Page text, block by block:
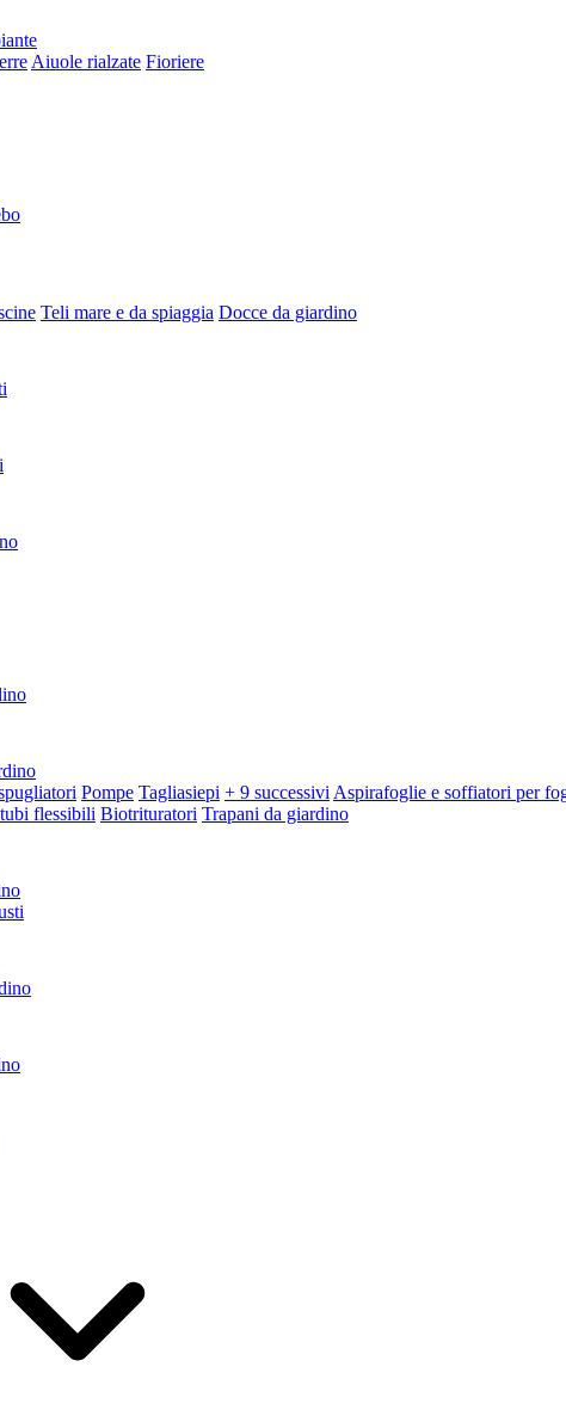
Aiuole rialzate Fioriere
Teli mare e da spiaggia Docce da giardino
Pompe Tagliasiepi + 9 successivi Aspirafoglie e soffiatori per
flessibili Biotrituratori Trapani da giardino